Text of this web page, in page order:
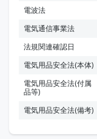
電波法
電気通信事業法
法規関連確認日
電気用品安全法(本体)
電気用品安全法(付属
品等)
電気用品安全法(備考)